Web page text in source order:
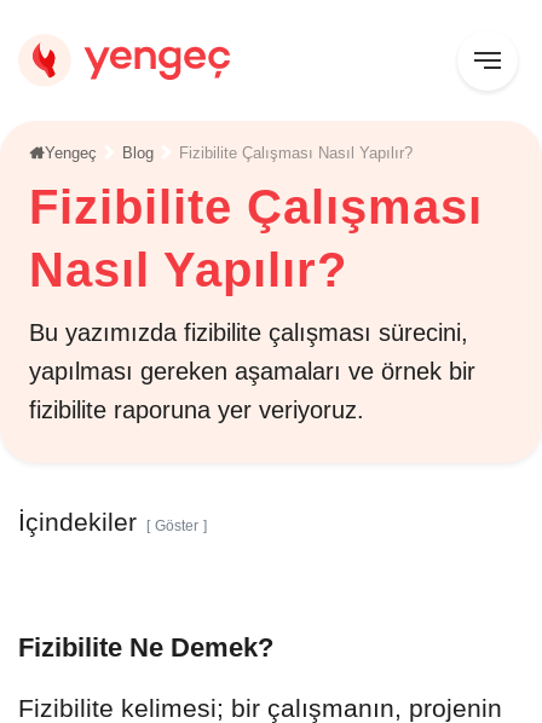
Yengeç Blog Fizibilite Çalışması Nasıl Yapılır?
Fizibilite Çalışması
Nasıl Yapılır?
Bu yazımızda fizibilite çalışması sürecini,
yapılması gereken aşamaları ve örnek bir
fizibilite raporuna yer veriyoruz.
Fizibilite Ne Demek?
Fizibilite kelimesi; bir çalışmanın, projenin
İçindekiler Göster